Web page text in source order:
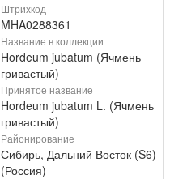
Штрихкод
MHA0288361
Название в коллекции
Hordeum jubatum (Ячмень
гривастый)
Принятое название
Hordeum jubatum L. (Ячмень
гривастый)
Районирование
Сибирь, Дальний Восток (S6)
(Россия)